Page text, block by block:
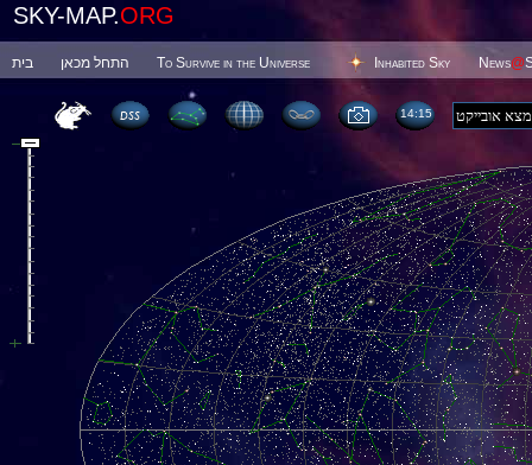
SKY-MAP.ORG
בית התחל מכאן To Survive in the Universe Inhabited Sky News@
14 15